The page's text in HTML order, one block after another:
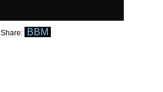
Share: BBM